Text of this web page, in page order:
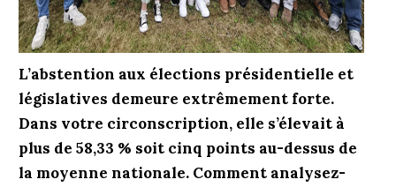
L’abstention aux élections présidentielle et
législatives demeure extrêmement forte.
Dans votre circonscription, elle s’élevait à
plus de 58,33 % soit cinq points au-dessus de
la moyenne nationale. Comment analysez-